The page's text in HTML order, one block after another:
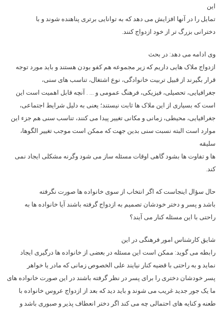
این
تمایل را در آنها افزایش می دهد که به توانایی برتری پناهنده شوند و با
دخترانی بزرگ تر از خود ازدواج کنند.
وی ادامه می دهد: در بحث
ازدواج ملاک هایی داریم که زیر مجموعه هم کفو بودن هستند و باید مورد توجه
قرار بگیرند از قبیل تربیت خانوادگی، نوع اشتغال، تناسب های سنی،
جغرافیایی، تحصیلی، فیزیکی، فرهنگ عمومی و … . آنچه قابل اهمیت است این
است که بسیاری از این ملاک ها ثابت نیستند؛ یعنی به دلیل شرایط اجتماعی،
جغرافیایی، محیطی، زمانی و مکانی تغییر پیدا می کنند، تناسب سنی هم جزء این
موارد است البته نسبت سنی بدین جهت که ممکن است موجب تغییر الگوها،
سلیقه
ها و تفاوت ها بشود گاهی اوقات مسئله ساز می شود وگرنه مشکلی ایجاد نمی
کند.
حال سؤال اینجاست که اگر انتخاب از سوی خانواده ها صورت نگرفته
باشد و پسر و دختر خودشان تصمیم به ازدواج گرفته باشند آیا خانواده ها به
راحتی با این مسئله کنار می آیند؟
شایق کارشناس امور فرهنگی در این
رابطه می گوید: ممکن است این مسئله در بعضی از خانواده ها درگیری ایجاد
نماید و به راحتی با قضیه کنار نیایند علی الخصوص زمانی که مادر یا خواهر
پسر خودشان دختری را برای پسر در نظر گرفته باشند در این صورت خانواده های
ما یک جور جدید غریب می شوند و باید دید که بعد از ازدواج عروس خانواده با
طعنه و کنایه های احتمالی چه می کند اگر دختر انعطاف پذیر و صبوری باشد و